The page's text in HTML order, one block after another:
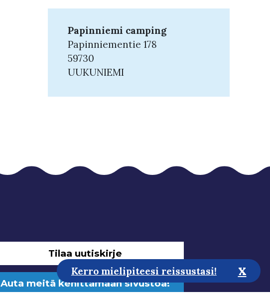
Papinniemi camping
Papinniementie 178
59730
UUKUNIEMI
Tilaa uutiskirje
Auta meitä kehittämään sivustoa!
Kerro mielipiteesi reissustasi! x